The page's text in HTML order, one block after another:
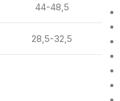
44-48,5
28,5-32,5